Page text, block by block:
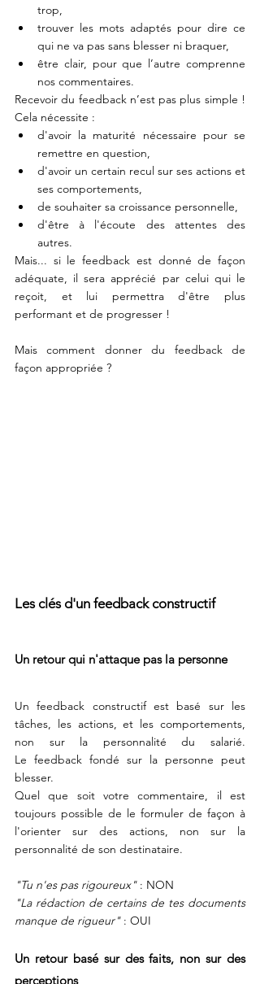
trop,
trouver les mots adaptés pour dire ce
qui ne va pas sans blesser ni braquer,
être clair, pour que l’autre comprenne
nos commentaires.
Recevoir du feedback n’est pas plus simple !
Cela nécessite :
d'avoir la maturité nécessaire pour se
remettre en question,
d'avoir un certain recul sur ses actions et
ses comportements,
de souhaiter sa croissance personnelle,
d'être à l'écoute des attentes des
autres.
Mais... si le feedback est donné de façon
adéquate, il sera apprécié par celui qui le
reçoit, et lui permettra d'être plus
performant et de progresser !
Mais comment donner du feedback de
façon appropriée ?
Les clés d'un feedback constructif
Un retour qui n'attaque pas la personne
Un feedback constructif est basé sur les
tâches, les actions, et les comportements,
non sur la personnalité du salarié.
Le feedback fondé sur la personne peut
blesser.
Quel que soit votre commentaire, il est
toujours possible de le formuler de façon à
l'orienter sur des actions, non sur la
personnalité de son destinataire.
"Tu n'es pas rigoureux" : NON
"La rédaction de certains de tes documents
manque de rigueur" : OUI
Un retour basé sur des faits, non sur des
perceptions